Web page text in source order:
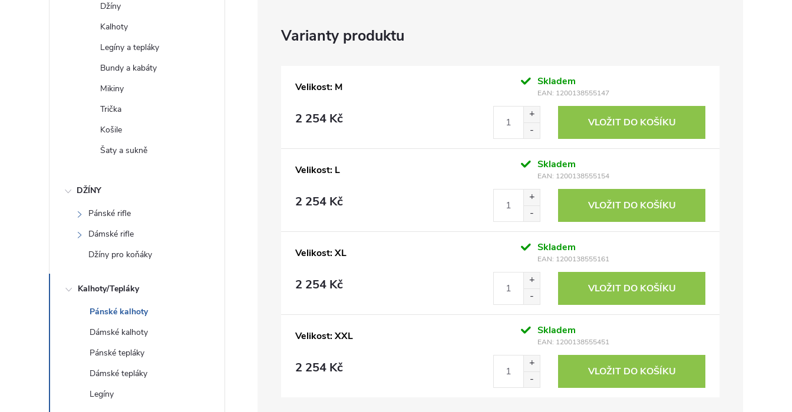
Džíny
Kalhoty
Legíny a tepláky
Bundy a kabáty
Mikiny
Trička
Košile
Šaty a sukně
DŽÍNY
Pánské rifle
Dámské rifle
Džíny pro koňáky
Kalhoty/Tepláky
Pánské kalhoty
Dámské kalhoty
Pánské tepláky
Dámské tepláky
Legíny
Velikost: M Skladem
EAN: 1200138555147
2 254 Kč VLOŽIT DO KOŠÍKU
Velikost: L Skladem
EAN: 1200138555154
2 254 Kč VLOŽIT DO KOŠÍKU
Velikost: XL Skladem
EAN: 1200138555161
2 254 Kč VLOŽIT DO KOŠÍKU
Velikost: XXL Skladem
EAN: 1200138555451
2 254 Kč VLOŽIT DO KOŠÍKU